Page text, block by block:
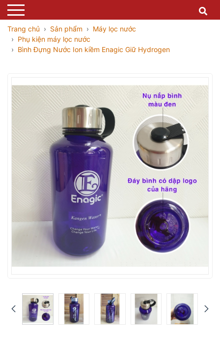
Trang chủ Sản phẩm
Máy lọc nước
Phụ kiện máy lọc nước
Bình Đựng Nước Ion kiềm Enagic Giữ Hydrogen